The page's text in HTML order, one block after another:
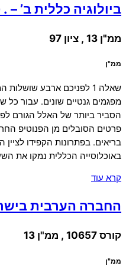
ביולוגיה כללית ב’ – .
ממ"ן 13 , ציון 97
ממ"ן
שאלה 1 לפניכם ארבע
הסביר ביותר של האלל הגורם
פרטים הסובלים מן הפנוטיפ
בריאים. בפתרונות הקפידו
באוכלוסייה הכללית נמקו את
קרא עוד
החברה הערבית
קורס 10657 , ממ"ן 13
ממ"ן